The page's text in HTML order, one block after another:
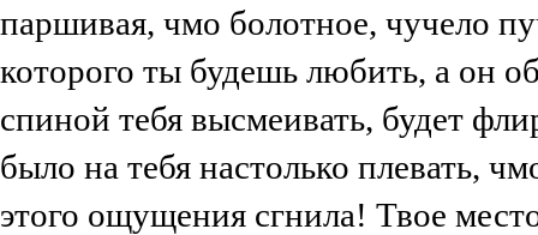
паршивая, чмо болотное, чучело
которого ты будешь любить, а он
спиной тебя высмеивать, будет
было на тебя настолько плевать,
этого ощущения сгнила! Твое